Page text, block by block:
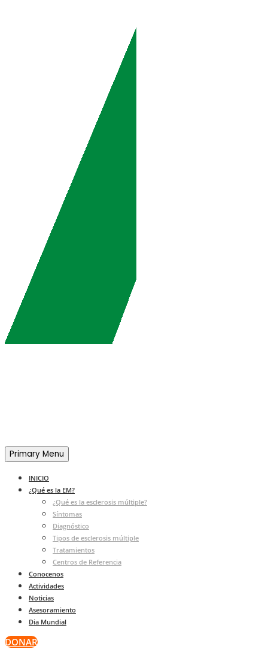
Primary Menu
INICIO
¿Qué es la EM?
¿Qué es la esclerosis múltiple?
Síntomas
Diagnóstico
Tipos de esclerosis múltiple
Tratamientos
Centros de Referencia
Conocenos
Actividades
Noticias
Asesoramiento
Dia Mundial
DONAR